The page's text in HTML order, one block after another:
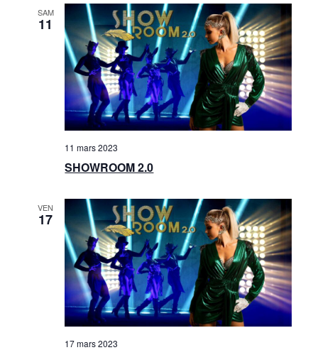
m
e
n
t
SAM
11
11 mars 2023
SHOWROOM 2.0
VEN
17
17 mars 2023